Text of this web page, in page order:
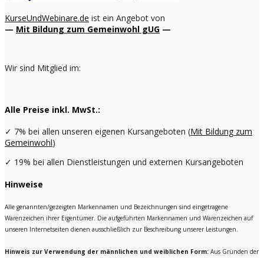
KurseUndWebinare.de ist ein Angebot von
— Mit Bildung zum Gemeinwohl gUG —
Wir sind Mitglied im:
Alle Preise inkl. MwSt.:
✓ 7% bei allen unseren eigenen Kursangeboten (Mit Bildung zum
Gemeinwohl)
✓ 19% bei allen Dienstleistungen und externen Kursangeboten
Hinweise
Alle genannten/gezeigten Markennamen und Bezeichnungen sind eingetragene
Warenzeichen ihrer Eigentümer. Die aufgeführten Markennamen und Warenzeichen auf
unseren Internetseiten dienen ausschließlich zur Beschreibung unserer Leistungen.
Hinweis zur Verwendung der männlichen und weiblichen Form: Aus Gründen der